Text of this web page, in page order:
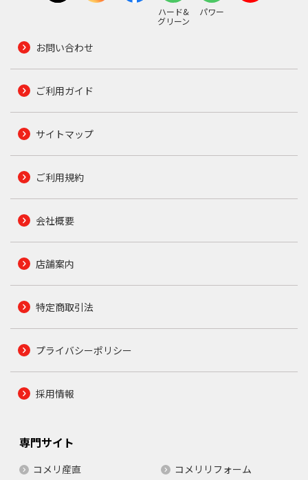
ハード&
グリーン
パワー
お問い合わせ
ご利用ガイド
サイトマップ
ご利用規約
会社概要
店舗案内
特定商取引法
プライバシーポリシー
採用情報
専門サイト
コメリ産直 コメリリフォーム